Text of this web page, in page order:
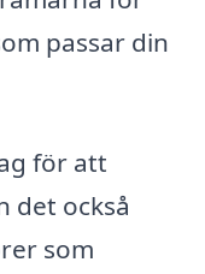
passar din
för att
det också
som